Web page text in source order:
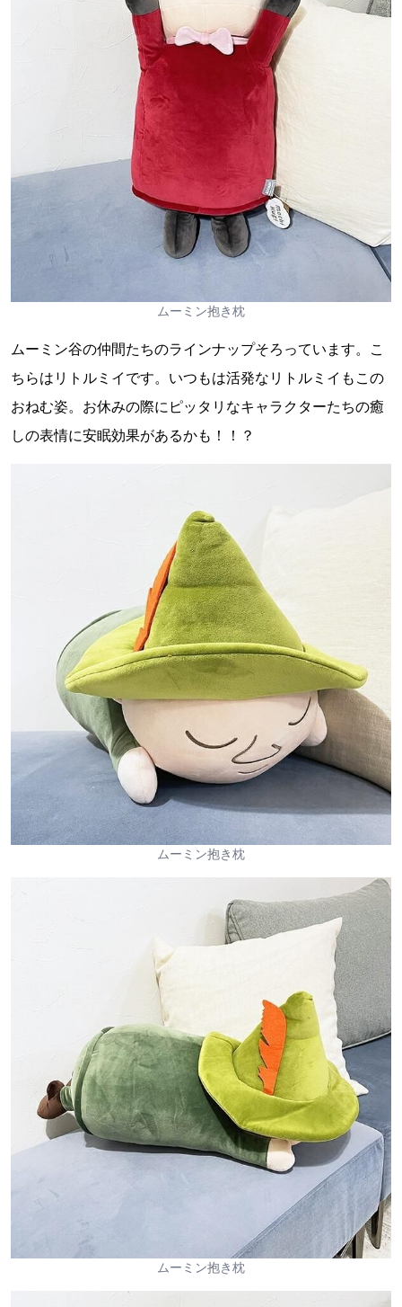
ムーミン抱き枕
ムーミン谷の仲間たちのラインナップそろっています。こ
ちらはリトルミイです。いつもは活発なリトルミイもこの
おねむ姿。お休みの際にピッタリなキャラクターたちの癒
しの表情に安眠効果があるかも！！？
ムーミン抱き枕
ムーミン抱き枕